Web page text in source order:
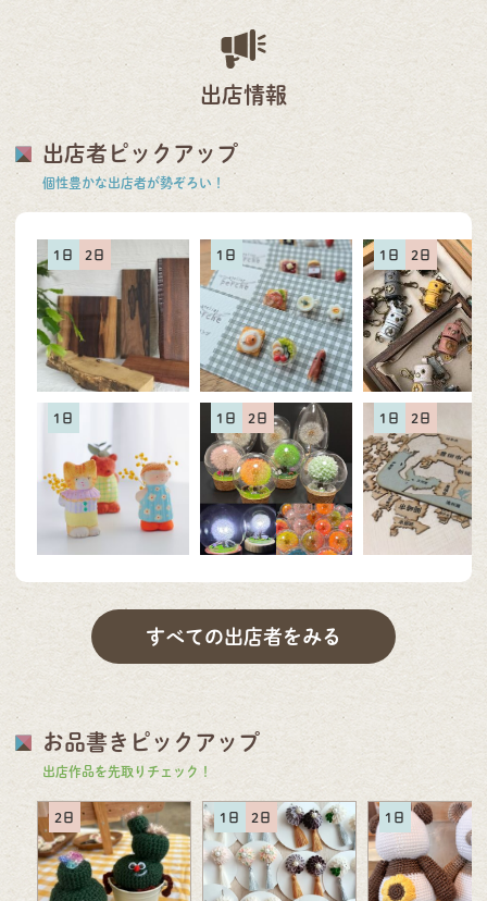
出店情報
出店者ピックアップ
個性豊かな出店者が勢ぞろい！
1日 2日
1日
1日
1日 2日
1日 2日
1日 2日
すべての出店者をみる
お品書きピックアップ
出店作品を先取りチェック！
2日 1日 2日 1日